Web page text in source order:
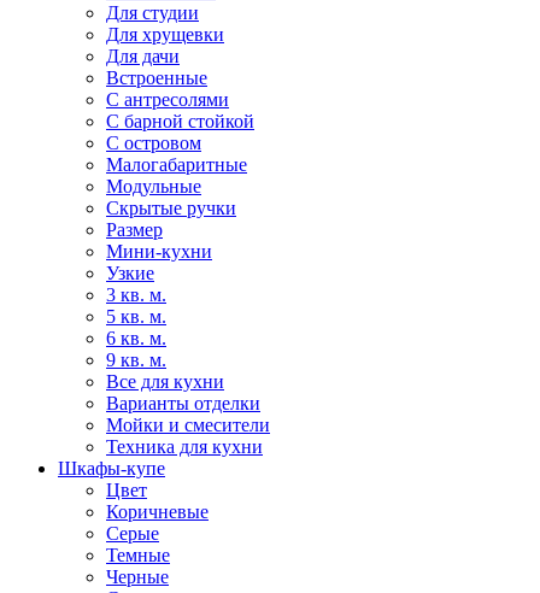
Для студии
Для хрущевки
Для дачи
Встроенные
С антресолями
С барной стойкой
С островом
Малогабаритные
Модульные
Скрытые ручки
Размер
Мини-кухни
Узкие
3 кв. м.
5 кв. м.
6 кв. м.
9 кв. м.
Все для кухни
Варианты отделки
Мойки и смесители
Техника для кухни
Шкафы-купе
Цвет
Коричневые
Серые
Темные
Черные